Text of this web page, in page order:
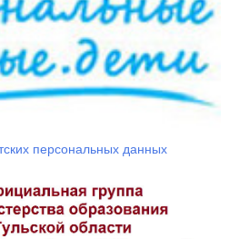
персональных данных